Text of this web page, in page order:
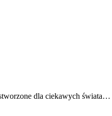
dla ciekawych świata…